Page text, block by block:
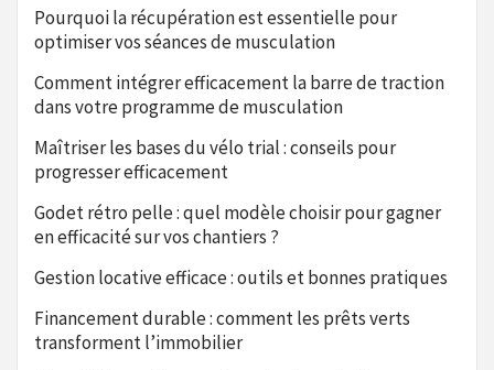
Pourquoi la récupération est essentielle pour
optimiser vos séances de musculation
Comment intégrer efficacement la barre de traction
dans votre programme de musculation
Maîtriser les bases du vélo trial : conseils pour
progresser efficacement
Godet rétro pelle : quel modèle choisir pour gagner
en efficacité sur vos chantiers ?
Gestion locative efficace : outils et bonnes pratiques
Financement durable : comment les prêts verts
transforment l’immobilier